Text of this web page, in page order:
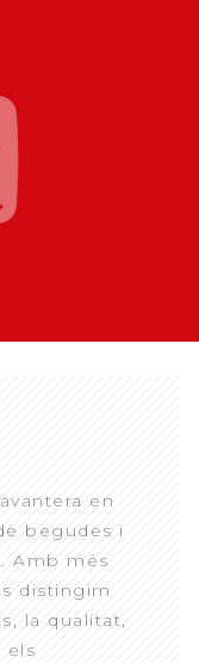
en
begudes i
Amb més
distingim
la qualitat,
els